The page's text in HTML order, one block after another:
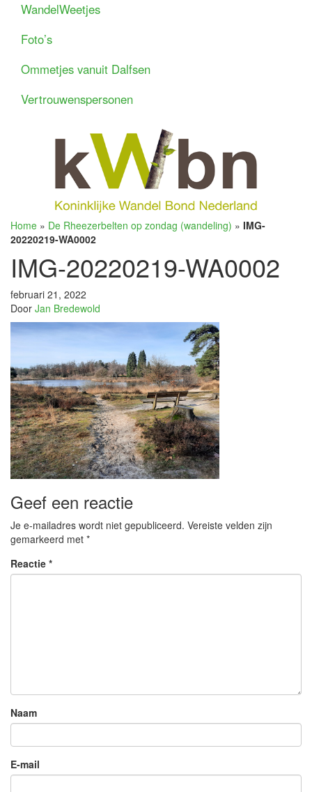
WandelWeetjes
Foto’s
Ommetjes vanuit Dalfsen
Vertrouwenspersonen
Home » De Rheezerbelten op zondag (wandeling) » IMG-
20220219-WA0002
IMG-20220219-WA0002
februari 21, 2022
Door Jan Bredewold
Geef een reactie
Je e-mailadres wordt niet gepubliceerd. Vereiste velden zijn
gemarkeerd met *
Reactie *
Naam
E-mail